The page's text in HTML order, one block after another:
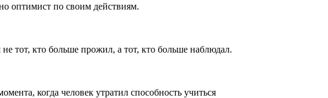
оптимист по своим действиям.
тот, кто больше прожил, а тот, кто больше наблюдал.
когда человек утратил способность учиться